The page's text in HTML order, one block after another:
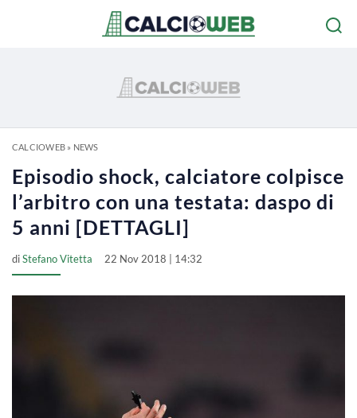
CALCIOWEB» NEWS
Episodio shock, calciatore colpisce
l’arbitro con una testata: daspo di
5 anni [DETTAGLI]
diStefano Vitetta 22 Nov 2018 | 14:32